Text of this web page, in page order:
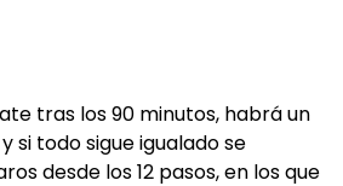
tras los 90 minutos, habrá un
si todo sigue igualado se
desde los 12 pasos, en los que